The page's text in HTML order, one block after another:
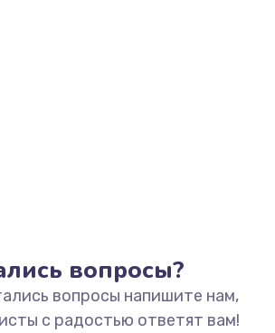
(HDMI, DVI, Дисплей порта)
495 руб.
вопросы?
вопросы напишите нам,
с радостью ответят вам!